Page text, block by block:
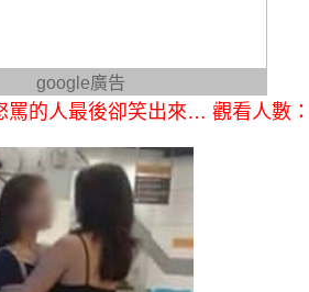
google廣告
的人最後卻笑出來… 觀看人數：